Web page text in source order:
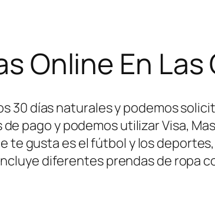
Online En
30 días naturales y podemos
pago y podemos utilizar Visa,
te gusta es el fútbol y los
diferentes prendas de ropa